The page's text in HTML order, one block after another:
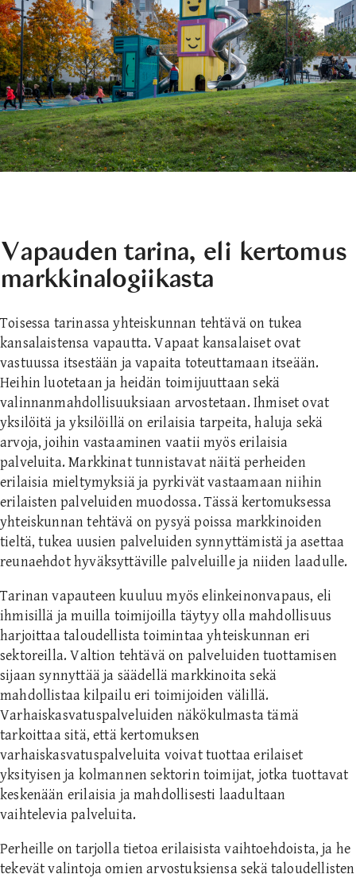
Vapauden tarina, eli kertomus
markkinalogiikasta
Toisessa tarinassa yhteiskunnan tehtävä on tukea
kansalaistensa vapautta. Vapaat kansalaiset ovat
vastuussa itsestään ja vapaita toteuttamaan itseään.
Heihin luotetaan ja heidän toimijuuttaan sekä
valinnanmahdollisuuksiaan arvostetaan. Ihmiset ovat
yksilöitä ja yksilöillä on erilaisia tarpeita, haluja sekä
arvoja, joihin vastaaminen vaatii myös erilaisia
palveluita. Markkinat tunnistavat näitä perheiden
erilaisia mieltymyksiä ja pyrkivät vastaamaan niihin
erilaisten palveluiden muodossa. Tässä kertomuksessa
yhteiskunnan tehtävä on pysyä poissa markkinoiden
tieltä, tukea uusien palveluiden synnyttämistä ja asettaa
reunaehdot hyväksyttäville palveluille ja niiden laadulle.
Tarinan vapauteen kuuluu myös elinkeinonvapaus, eli
ihmisillä ja muilla toimijoilla täytyy olla mahdollisuus
harjoittaa taloudellista toimintaa yhteiskunnan eri
sektoreilla. Valtion tehtävä on palveluiden tuottamisen
sijaan synnyttää ja säädellä markkinoita sekä
mahdollistaa kilpailu eri toimijoiden välillä.
Varhaiskasvatuspalveluiden näkökulmasta tämä
tarkoittaa sitä, että kertomuksen
varhaiskasvatuspalveluita voivat tuottaa erilaiset
yksityisen ja kolmannen sektorin toimijat, jotka tuottavat
keskenään erilaisia ja mahdollisesti laadultaan
vaihtelevia palveluita.
Perheille on tarjolla tietoa erilaisista vaihtoehdoista, ja he
tekevät valintoja omien arvostuksiensa sekä taloudellisten